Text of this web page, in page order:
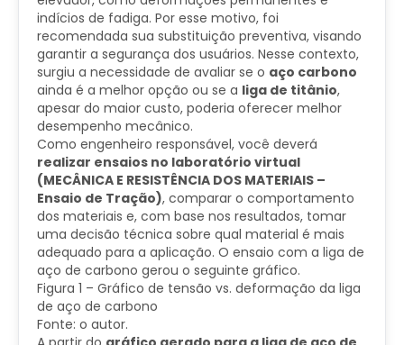
indícios de fadiga. Por esse motivo, foi
recomendada sua substituição preventiva, visando
garantir a segurança dos usuários. Nesse contexto,
surgiu a necessidade de avaliar se o aço carbono
ainda é a melhor opção ou se a liga de titânio,
apesar do maior custo, poderia oferecer melhor
desempenho mecânico.
Como engenheiro responsável, você deverá
realizar ensaios no laboratório virtual
(MECÂNICA E RESISTÊNCIA DOS MATERIAIS –
Ensaio de Tração), comparar o comportamento
dos materiais e, com base nos resultados, tomar
uma decisão técnica sobre qual material é mais
adequado para a aplicação. O ensaio com a liga de
aço de carbono gerou o seguinte gráfico.
Figura 1 – Gráfico de tensão vs. deformação da liga
de aço de carbono
Fonte: o autor.